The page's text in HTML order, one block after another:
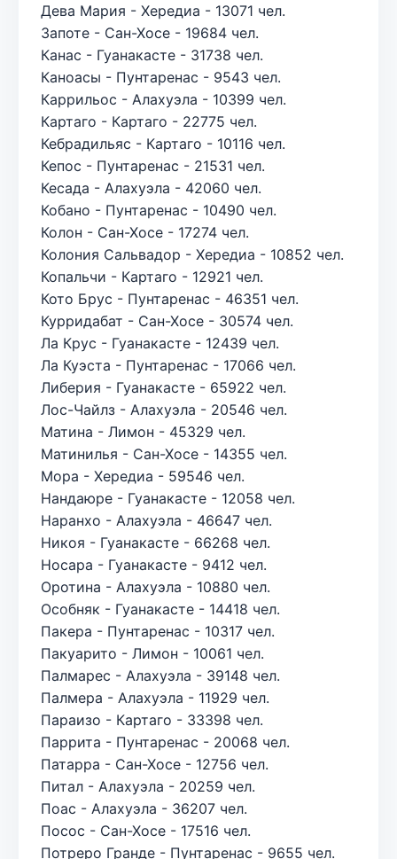
Дева Мария - Хередиа - 13071 чел.
Запоте - Сан-Хосе - 19684 чел.
Канас - Гуанакасте - 31738 чел.
Каноасы - Пунтаренас - 9543 чел.
Каррильос - Алахуэла - 10399 чел.
Картаго - Картаго - 22775 чел.
Кебрадильяс - Картаго - 10116 чел.
Кепос - Пунтаренас - 21531 чел.
Кесада - Алахуэла - 42060 чел.
Кобано - Пунтаренас - 10490 чел.
Колон - Сан-Хосе - 17274 чел.
Колония Сальвадор - Хередиа - 10852 чел.
Копальчи - Картаго - 12921 чел.
Кото Брус - Пунтаренас - 46351 чел.
Курридабат - Сан-Хосе - 30574 чел.
Ла Крус - Гуанакасте - 12439 чел.
Ла Куэста - Пунтаренас - 17066 чел.
Либерия - Гуанакасте - 65922 чел.
Лос-Чайлз - Алахуэла - 20546 чел.
Матина - Лимон - 45329 чел.
Матинилья - Сан-Хосе - 14355 чел.
Мора - Хередиа - 59546 чел.
Нандаюре - Гуанакасте - 12058 чел.
Наранхо - Алахуэла - 46647 чел.
Никоя - Гуанакасте - 66268 чел.
Носара - Гуанакасте - 9412 чел.
Оротина - Алахуэла - 10880 чел.
Особняк - Гуанакасте - 14418 чел.
Пакера - Пунтаренас - 10317 чел.
Пакуарито - Лимон - 10061 чел.
Палмарес - Алахуэла - 39148 чел.
Палмера - Алахуэла - 11929 чел.
Параизо - Картаго - 33398 чел.
Паррита - Пунтаренас - 20068 чел.
Патарра - Сан-Хосе - 12756 чел.
Питал - Алахуэла - 20259 чел.
Поас - Алахуэла - 36207 чел.
Посос - Сан-Хосе - 17516 чел.
Потреро Гранде - Пунтаренас - 9655 чел.